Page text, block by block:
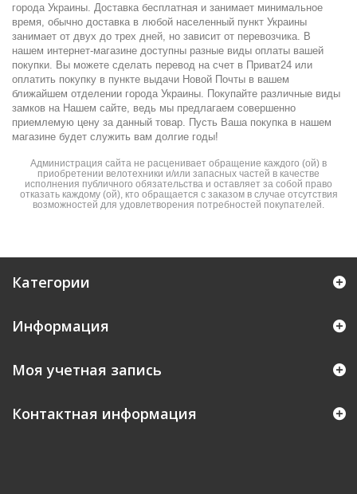
города Украины. Доставка бесплатная и занимает минимальное
время, обычно доставка в любой населенный пункт Украины
занимает от двух до трех дней, но зависит от перевозчика. В
нашем интернет-магазине доступны разные виды оплаты вашей
покупки. Вы можете сделать перевод на счет в Приват24 или
оплатить покупку в пункте выдачи Новой Почты в вашем
ближайшем отделении города Украины. Покупайте различные виды
замков на Нашем сайте, ведь мы предлагаем совершенно
приемлемую цену за данный товар. Пусть Ваша покупка в нашем
магазине будет служить вам долгие годы!
Администрация сайта не расценивает обращение каждого (ой) в
приобретении велотехники и/или запасных частей в качестве
исполнения публичного обязательства и оставляет за собой право
отказать каждому (ой), кто обращается с заказом в случае отсутствия
возможностей для удовлетворения потребностей покупателей.
Категории
Информация
Моя учетная запись
Контактная информация